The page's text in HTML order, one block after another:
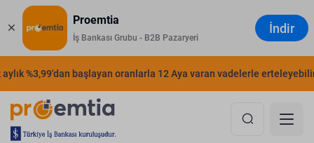
Proemtia
İş Bankası Grubu - B2B Pazaryeri
İndir
%3,99'dan başlayan oranlarla 12 Aya varan vadelerle